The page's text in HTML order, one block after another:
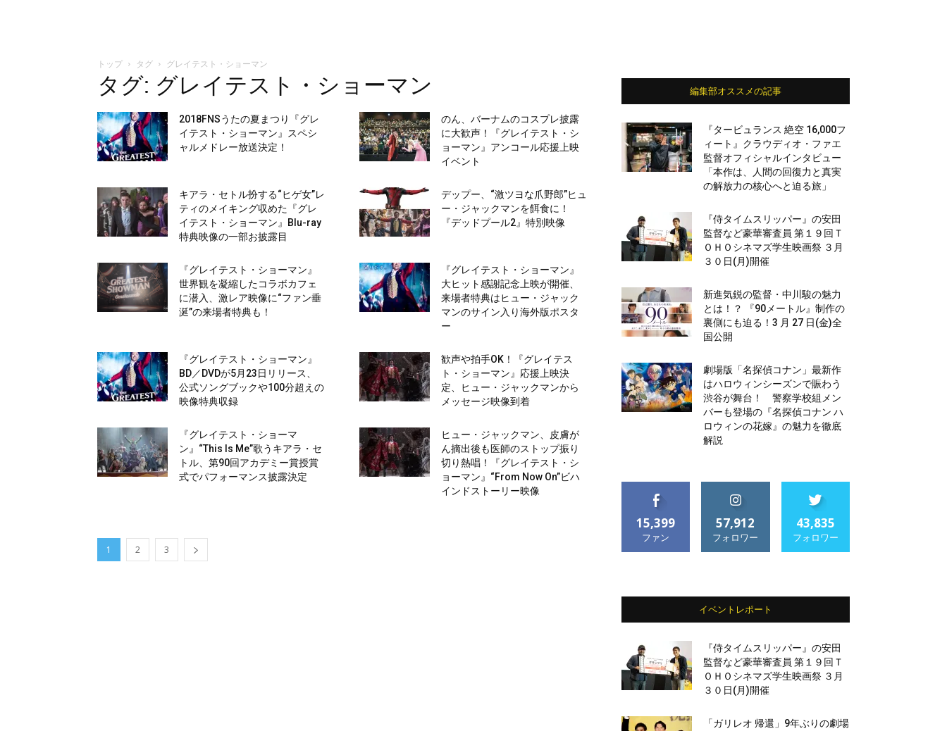
トップ タグ グレイテスト・ショーマン
タグ: グレイテスト・ショーマン
2018FNSうたの夏まつり『グレ
イテスト・ショーマン』スペシ
ャルメドレー放送決定！
のん、バーナムのコスプレ披露
に大歓声！『グレイテスト・シ
ョーマン』アンコール応援上映
イベント
キアラ・セトル扮する“ヒゲ女”レ
ティのメイキング収めた『グレ
イテスト・ショーマン』Blu-ray
特典映像の一部お披露目
デップー、“激ツヨな爪野郎”ヒュ
ー・ジャックマンを餌食に！
『デッドプール2』特別映像
『グレイテスト・ショーマン』
世界観を凝縮したコラボカフェ
に潜入、激レア映像に“ファン垂
涎”の来場者特典も！
『グレイテスト・ショーマン』
大ヒット感謝記念上映が開催、
来場者特典はヒュー・ジャック
マンのサイン入り海外版ポスタ
ー
『グレイテスト・ショーマン』
BD／DVDが5月23日リリース、
公式ソングブックや100分超えの
映像特典収録
歓声や拍手OK！『グレイテス
ト・ショーマン』応援上映決
定、ヒュー・ジャックマンから
メッセージ映像到着
『グレイテスト・ショーマ
ン』“This Is Me”歌うキアラ・セ
トル、第90回アカデミー賞授賞
式でパフォーマンス披露決定
ヒュー・ジャックマン、皮膚が
ん摘出後も医師のストップ振り
切り熱唱！『グレイテスト・シ
ョーマン』“From Now On”ビハ
インドストーリー映像
1 2 3
編集部オススメの記事
『タービュランス 絶空 16,000フ
ィート』クラウディオ・ファエ
監督オフィシャルインタビュー
「本作は、人間の回復力と真実
の解放力の核心へと迫る旅」
『侍タイムスリッパー』の安田
監督など豪華審査員 第１９回Ｔ
ＯＨＯシネマズ学生映画祭 ３月
３０日(月)開催
新進気鋭の監督・中川駿の魅力
とは！？ 『90メートル』制作の
裏側にも迫る！3 月 27 日(金)全
国公開
劇場版「名探偵コナン」最新作
はハロウィンシーズンで賑わう
渋谷が舞台！ 警察学校組メン
バーも登場の『名探偵コナン ハ
ロウィンの花嫁』の魅力を徹底
解説
15,399
ファン
57,912
フォロワー
43,835
フォロワー
イベントレポート
『侍タイムスリッパー』の安田
監督など豪華審査員 第１９回Ｔ
ＯＨＯシネマズ学生映画祭 ３月
３０日(月)開催
「ガリレオ 帰還」9年ぶりの劇場